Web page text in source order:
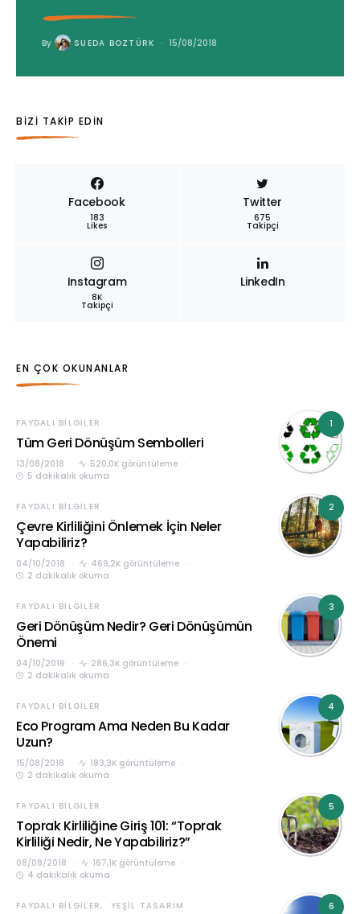
By SUEDA BOZTÜRK 15/08/2018
BIZI TAKIP EDIN
Facebook
183
Likes
Twitter
675
Takipçi
Instagram
8K
Takipçi
LinkedIn
EN ÇOK OKUNANLAR
1
FAYDALI BILGILER
Tüm Geri Dönüşüm Sembolleri
13/08/2018
520,0K görüntüleme
5 dakikalık okuma
2
FAYDALI BILGILER
Çevre Kirliliğini Önlemek İçin Neler
Yapabiliriz?
04/10/2018
469,2K görüntüleme
2 dakikalık okuma
3
FAYDALI BILGILER
Geri Dönüşüm Nedir? Geri Dönüşümün
Önemi
04/10/2018
286,3K görüntüleme
2 dakikalık okuma
4
FAYDALI BILGILER
Eco Program Ama Neden Bu Kadar
Uzun?
15/08/2018
183,3K görüntüleme
2 dakikalık okuma
5
FAYDALI BILGILER
Toprak Kirliliğine Giriş 101: “Toprak
Kirliliği Nedir, Ne Yapabiliriz?”
08/08/2018
167,1K görüntüleme
4 dakikalık okuma
6
FAYDALI BILGILER YEŞIL TASARIM